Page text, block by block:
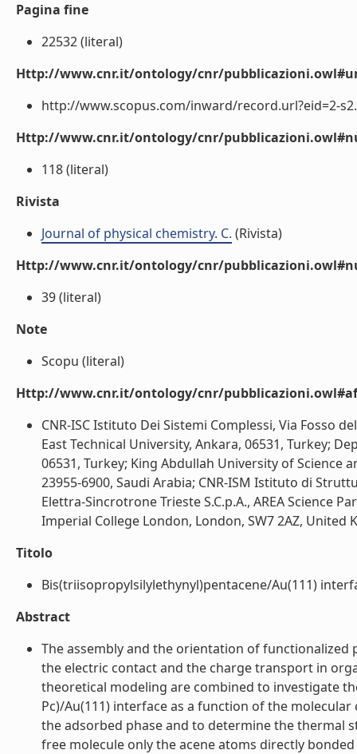
Pagina fine
22532 (literal)
Http://www.cnr.it/ontology/cnr/
http://www.scopus.com/inward/record.url?eid=2-
Http://www.cnr.it/ontology/cnr/
118 (literal)
Rivista
Journal of physical chemistry. C. (Rivista)
Http://www.cnr.it/ontology/cnr/
39 (literal)
Note
Scopu (literal)
Http://www.cnr.it/ontology/cnr/
CNR-ISC Istituto Dei Sistemi Complessi, Via Fosso
East Technical University, Ankara, 06531, Turkey;
06531, Turkey; King Abdullah University of Science
23955-6900, Saudi Arabia; CNR-ISM Istituto di
Elettra-Sincrotrone Trieste S.C.p.A., AREA Science
Imperial College London, London, SW7 2AZ, United
Titolo
Bis(triisopropylsilylethynyl)pentacene/Au(111)
Abstract
The assembly and the orientation of
the electric contact and the charge transport in
theoretical modeling are combined to investigate
Pc)/Au(111) interface as a function of the
the adsorbed phase and to determine the thermal
free molecule only the acene atoms directly